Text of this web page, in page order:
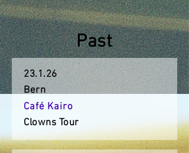
Past
23.1.26
Bern
Café Kairo
Clowns Tour